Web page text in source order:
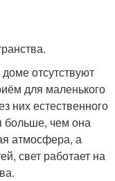
отсутствуют
для маленького
них естественного
больше, чем она
атмосфера, а
свет работает на